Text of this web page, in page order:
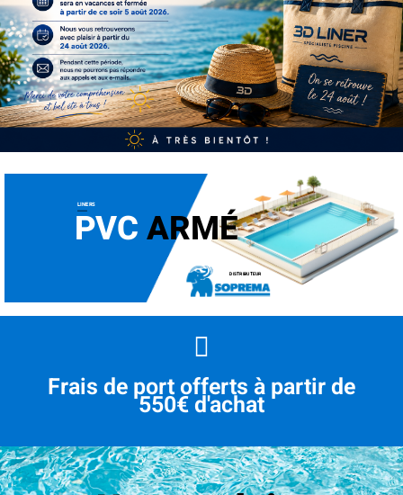
LINERS
PVCARMÉ
DISTRIBUTEUR
Frais de port offerts à partir de
550€ d'achat